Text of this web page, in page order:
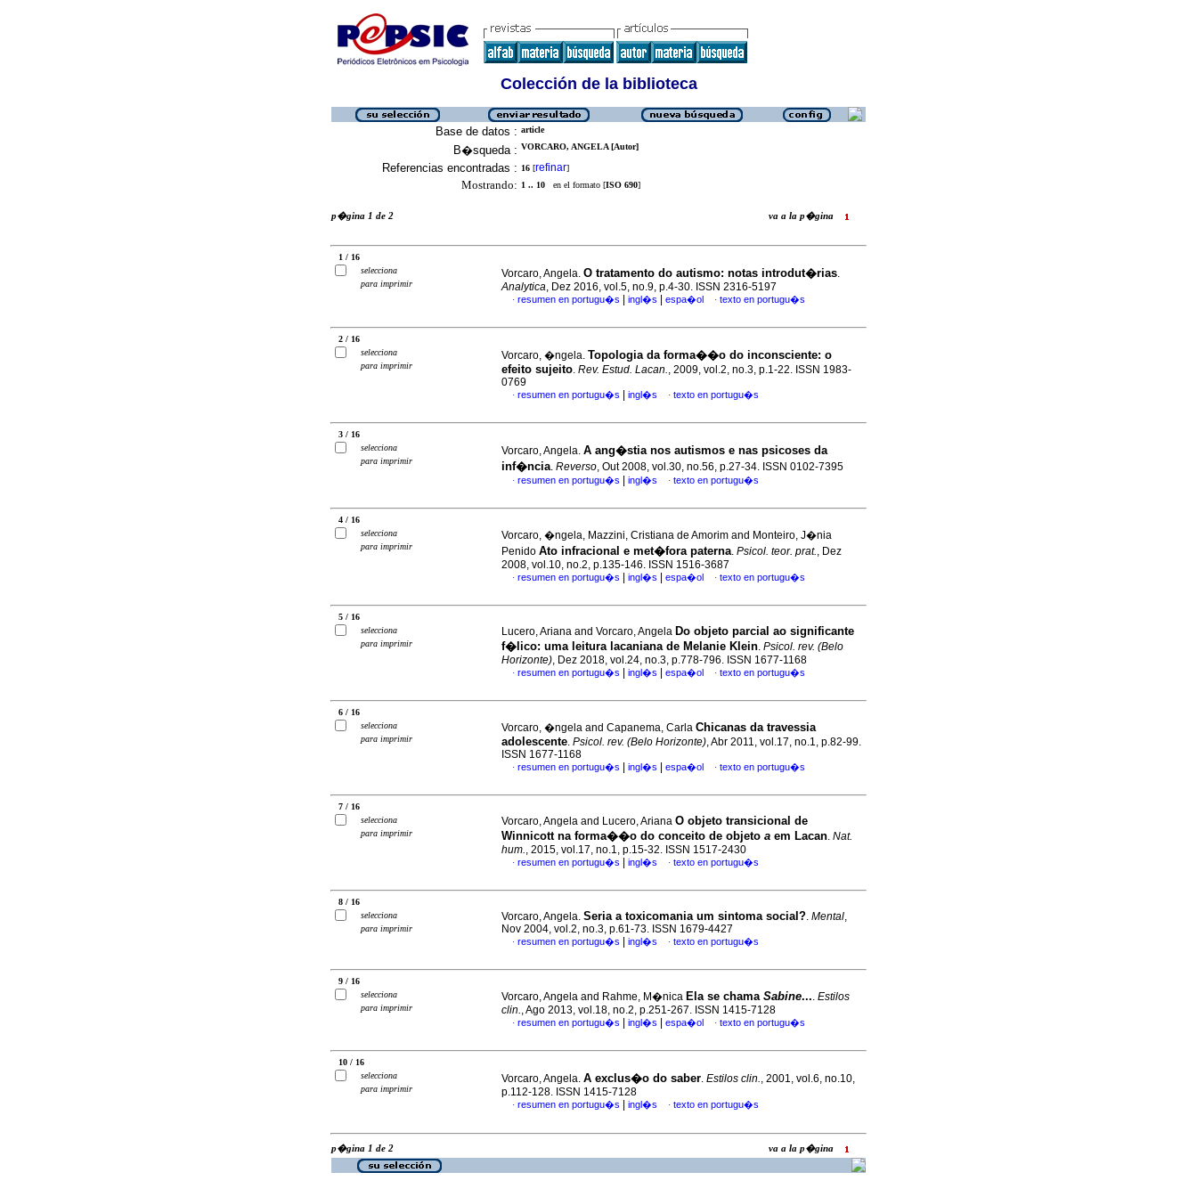
Colección de la biblioteca
Base de datos : article
B�squeda : VORCARO, ANGELA [Autor]
Referencias encontradas : 16 [refinar]
Mostrando: 1 .. 10 en el formato [ISO 690]
p�gina 1 de 2 va a la p�gina
1 / 16
selecciona
para imprimir
Vorcaro, Angela. O tratamento do autismo: notas introdut�rias.
Analytica, Dez 2016, vol.5, no.9, p.4-30. ISSN 2316-5197
· resumen en portugu�s ingl�s espa�ol · texto en portugu�s
2 / 16
selecciona
para imprimir
Vorcaro, �ngela. Topologia da forma��o do inconsciente: o
efeito sujeito. Rev. Estud. Lacan., 2009, vol.2, no.3, p.1-22. ISSN 1983-
0769
· resumen en portugu�s ingl�s · texto en portugu�s
3 / 16
selecciona
para imprimir
Vorcaro, Angela. A ang�stia nos autismos e nas psicoses da
inf�ncia. Reverso, Out 2008, vol.30, no.56, p.27-34. ISSN 0102-7395
· resumen en portugu�s ingl�s · texto en portugu�s
4 / 16
selecciona
para imprimir
Vorcaro, �ngela, Mazzini, Cristiana de Amorim and Monteiro, J�nia
Penido Ato infracional e met�fora paterna. Psicol. teor. prat., Dez
2008, vol.10, no.2, p.135-146. ISSN 1516-3687
· resumen en portugu�s ingl�s espa�ol · texto en portugu�s
5 / 16
selecciona
para imprimir
Lucero, Ariana and Vorcaro, Angela Do objeto parcial ao significante
f�lico: uma leitura lacaniana de Melanie Klein. Psicol. rev. (Belo
Horizonte), Dez 2018, vol.24, no.3, p.778-796. ISSN 1677-1168
· resumen en portugu�s ingl�s espa�ol · texto en portugu�s
6 / 16
selecciona
para imprimir
Vorcaro, �ngela and Capanema, Carla Chicanas da travessia
adolescente. Psicol. rev. (Belo Horizonte), Abr 2011, vol.17, no.1, p.82-99.
ISSN 1677-1168
· resumen en portugu�s ingl�s espa�ol · texto en portugu�s
7 / 16
selecciona
para imprimir
Vorcaro, Angela and Lucero, Ariana O objeto transicional de
Winnicott na forma��o do conceito de objeto a em Lacan. Nat.
hum., 2015, vol.17, no.1, p.15-32. ISSN 1517-2430
· resumen en portugu�s ingl�s · texto en portugu�s
8 / 16
selecciona
para imprimir
Vorcaro, Angela. Seria a toxicomania um sintoma social?. Mental,
Nov 2004, vol.2, no.3, p.61-73. ISSN 1679-4427
· resumen en portugu�s ingl�s · texto en portugu�s
9 / 16
selecciona
para imprimir
Vorcaro, Angela and Rahme, M�nica Ela se chama Sabine.... Estilos
clin., Ago 2013, vol.18, no.2, p.251-267. ISSN 1415-7128
· resumen en portugu�s ingl�s espa�ol · texto en portugu�s
10 / 16
selecciona
para imprimir
Vorcaro, Angela. A exclus�o do saber. Estilos clin., 2001, vol.6, no.10,
p.112-128. ISSN 1415-7128
· resumen en portugu�s ingl�s · texto en portugu�s
p�gina 1 de 2 va a la p�gina